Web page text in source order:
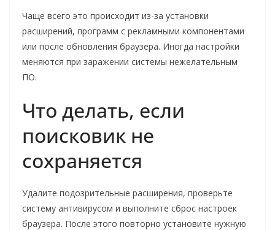
Чаще всего это происходит из-за установки
расширений, программ с рекламными компонентами
или после обновления браузера. Иногда настройки
меняются при заражении системы нежелательным
ПО.
Что делать, если
поисковик не
сохраняется
Удалите подозрительные расширения, проверьте
систему антивирусом и выполните сброс настроек
браузера. После этого повторно установите нужную